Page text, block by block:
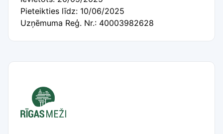
Pieteikties līdz: 10/06/2025
Uzņēmuma Reģ. Nr.: 40003982628